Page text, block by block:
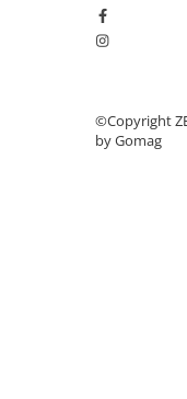
©Copyright
by Gomag